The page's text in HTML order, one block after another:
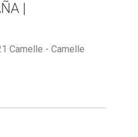
|
Camelle - Camelle